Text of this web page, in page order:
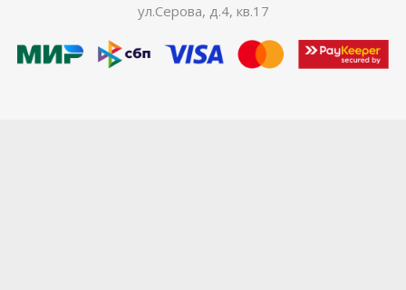
ул.Серова, д.4, кв.17